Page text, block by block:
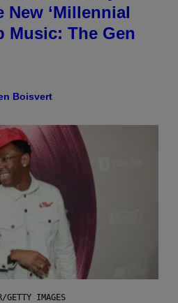
New ‘Millennial
Music: The Gen
Boisvert
GETTY IMAGES